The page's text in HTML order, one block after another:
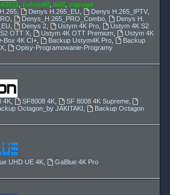
pafcio80 ddll papuga
, Denys H.265_EU Denys H.265_IPTV,
Denys_H.265_PRO_Combo,
Denys H.
Denys 2, Ustym 4K Pro,
Ustym 4K S2
OTT X, Ustym 4K OTT Premium,
Ustym 4K
Box 4K CI+, Backup Ustym4K Pro,
Backup
Opisy-Programowanie-Programy
4K, SF8008 4K, SF 8008 4K Supreme,
Octagon_by JAKITAKI
Backup Octagon
UHD UE 4K,
GaBlue 4K Pro